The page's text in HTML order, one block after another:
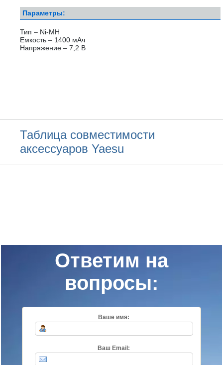
Параметры:
Тип – Ni-MH
Емкость – 1400 мАч
Напряжение – 7,2 В
Таблица совместимости
аксессуаров Yaesu
Ответим на
вопросы:
Ваше имя:
Ваш Email: